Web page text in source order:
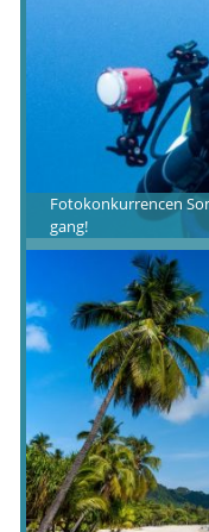
Fotokonkurrencen
gang!